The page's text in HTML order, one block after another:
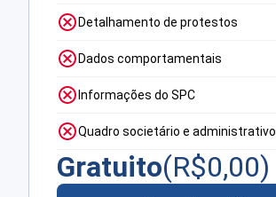
Detalhamento de protestos
Dados comportamentais
Informações do SPC
Quadro societário e administrativo
Gratuito(R$0,00)